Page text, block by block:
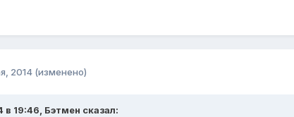
2014 (изменено)
в 19:46, Бэтмен сказал: